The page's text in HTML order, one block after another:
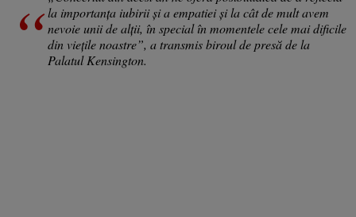
la importanţa iubirii şi a empatiei şi la cât de mult avem
nevoie unii de alţii, în special în momentele cele mai dificile
din vieţile noastre”, a transmis biroul de presă de la
Palatul Kensington.